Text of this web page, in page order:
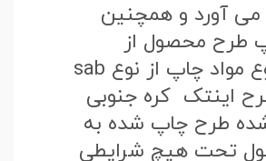
می آورد و همچنین
محصول از
بهترین نوع مواد چاپ از نوع sab
اینتک کره جنوبی
طرح چاپ شده به
تحت هیچ شرایطی